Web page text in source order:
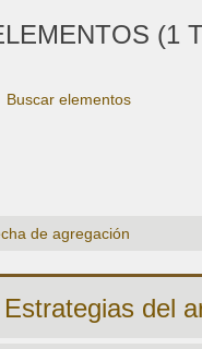
(1
Buscar elementos
de agregación
del